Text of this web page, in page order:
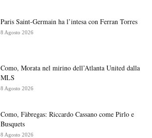
Paris Saint-Germain ha l’intesa con Ferran Torres
8 Agosto 2026
Como, Morata nel mirino dell’Atlanta United dalla
MLS
8 Agosto 2026
Como, Fàbregas: Riccardo Cassano come Pirlo e
Busquets
8 Agosto 2026